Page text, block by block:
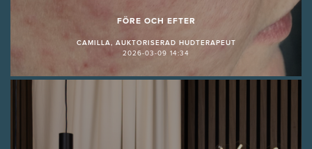
FÖRE OCH EFTER
CAMILLA, AUKTORISERAD HUDTERAPEUT
2026-03-09 14:34